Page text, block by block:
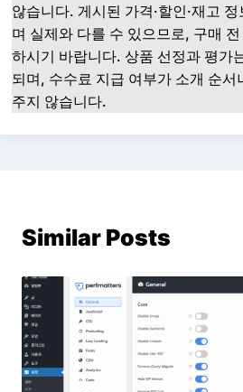
않습니다. 게시된 가격·할인·재고
며 실제와 다를 수 있으므로, 구매
하시기 바랍니다. 상품 선정과 평가
되며, 수수료 지급 여부가 소개 순서
주지 않습니다.
Similar Posts